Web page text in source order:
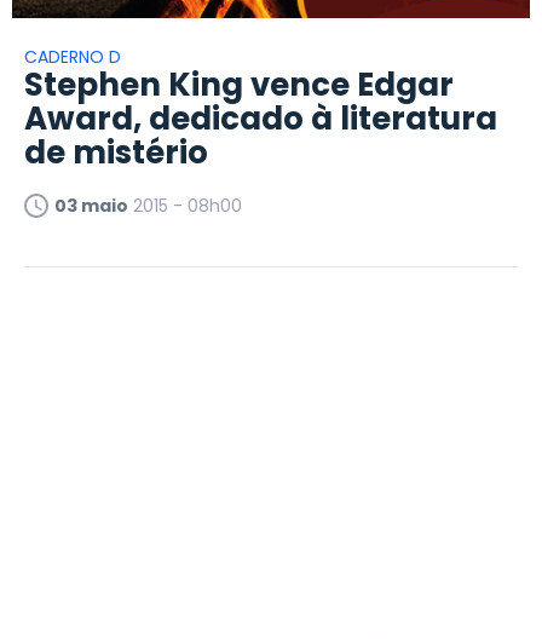
CADERNO D
Stephen King vence Edgar
Award, dedicado à literatura
de mistério
03 maio 2015 - 08h00